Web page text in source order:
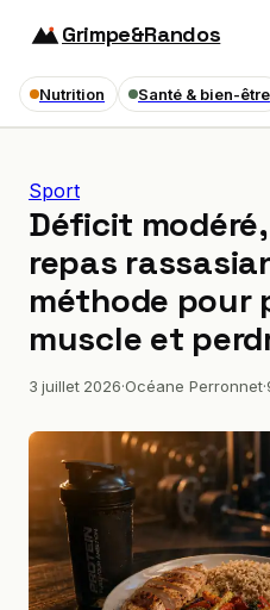
Grimpe&Randos
Nutrition Santé & bien-être
Sport
Déficit
repas
méthode pour
muscle et
3 juillet 2026·Océane Perronnet·